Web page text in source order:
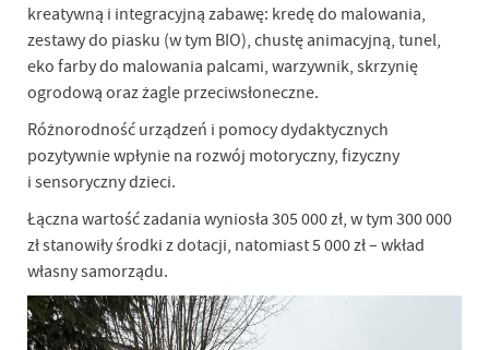
kreatywną i integracyjną zabawę: kredę do malowania,
zestawy do piasku (w tym BIO), chustę animacyjną, tunel,
eko farby do malowania palcami, warzywnik, skrzynię
ogrodową oraz żagle przeciwsłoneczne.
Różnorodność urządzeń i pomocy dydaktycznych
pozytywnie wpłynie na rozwój motoryczny, fizyczny
i sensoryczny dzieci.
Łączna wartość zadania wyniosła 305 000 zł, w tym 300 000
zł stanowiły środki z dotacji, natomiast 5 000 zł – wkład
własny samorządu.